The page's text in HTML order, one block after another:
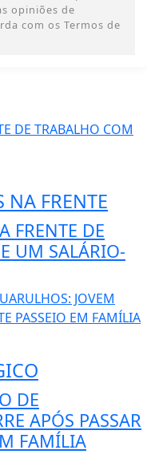
opiniões de
com os Termos de
NA FRENTE
FRENTE DE
UM SALÁRIO-
DE
APÓS PASSAR
FAMÍLIA